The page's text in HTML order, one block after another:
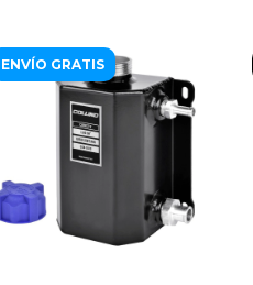
ENVÍO GRATIS